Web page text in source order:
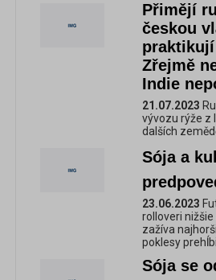
Přimějí
českou
Zřejmě
Indie
21.07.2023
vývozu rýže z
dalších
Sója a
23.06.2023
rolloveri nižšie
zažíva
poklesy
Sója se